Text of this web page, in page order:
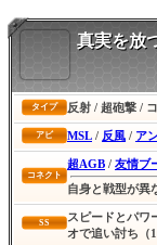
真実を放
タイプ 反射 / 超砲撃 /
アビ MSL / 反風 / ア
コネクト
超AGB / 友情ブ
自身と戦型が異
SS
スピードとパワ
オで追い討ち（